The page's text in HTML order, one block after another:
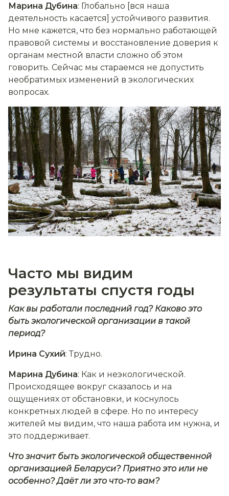
Марина Дубина: Глобально [вся наша
деятельность касается] устойчивого развития.
Но мне кажется, что без нормально работающей
правовой системы и восстановление доверия к
органам местной власти сложно об этом
говорить. Сейчас мы стараемся не допустить
необратимых изменений в экологических
вопросах.
Часто мы видим
результаты спустя годы
Как вы работали последний год? Каково это
быть экологической организации в такой
период?
Ирина Сухий: Трудно.
Марина Дубина: Как и неэкологической.
Происходящее вокруг сказалось и на
ощущениях от обстановки, и коснулось
конкретных людей в сфере. Но по интересу
жителей мы видим, что наша работа им нужна, и
это поддерживает.
Что значит быть экологической общественной
организацией Беларуси? Приятно это или не
особенно? Даёт ли это что-то вам?